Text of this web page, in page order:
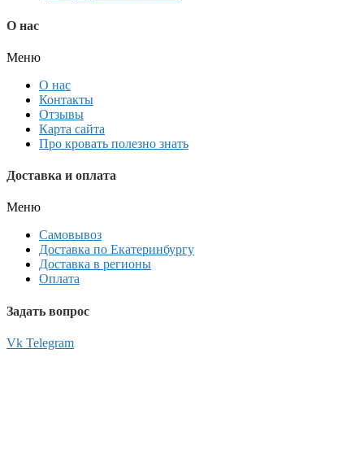
О нас
Меню
О нас
Контакты
Отзывы
Карта сайта
Про кровать полезно знать
Доставка и оплата
Меню
Самовывоз
Доставка по Екатеринбургу
Доставка в регионы
Оплата
Задать вопрос
Vk Telegram